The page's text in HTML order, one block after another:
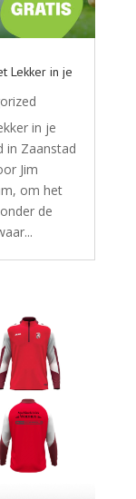
Lekker in je
in je
in Zaanstad
Jim
om het
de